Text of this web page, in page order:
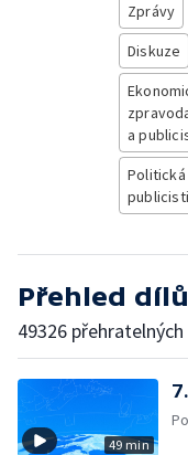
Zprávy
Diskuze
a
Politická
Přehled dílů
49326 přehratelných
49 min